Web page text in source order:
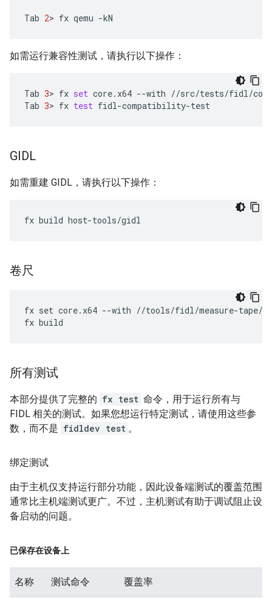
Tab 2> fx qemu
如需运行兼容性测试，请执行以下操作：
Tab 3> fx set core.x64 --with //src/tests/fidl/
Tab 3> fx test
GIDL
如需重建 GIDL，请执行以下操作：
fx build
卷尺
fx set core. x64 --with //tools/fidl/measure-tape/
fx build
所有测试
本部分提供了完整的 fx test 命令，用于运行所有与
FIDL 相关的测试。如果您想运行特定测试，请使用这些参
数，而不是 fidldev test 。
绑定测试
由于主机仅支持运行部分功能，因此设备端测试的覆盖范围
通常比主机端测试更广。不过，主机测试有助于调试阻止设
备启动的问题。
已保存在设备上
名称 测试命令 覆盖率